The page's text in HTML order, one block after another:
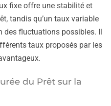
fixe offre une stabilité et
tandis qu’un taux variable
des fluctuations possibles. Il
taux proposés par les
du Prêt sur la